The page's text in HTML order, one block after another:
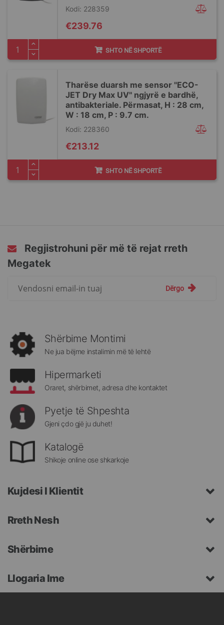
Kodi: 228359
€239.76
SHTO NË SHPORTË
Tharëse duarsh me sensor ''ECO-
JET Dry Max UV'' ngjyrë e bardhë,
antibakteriale. Përmasat, H : 28 cm,
W : 18 cm, P : 9.7 cm.
Kodi: 228360
€213.12
SHTO NË SHPORTË
Regjistrohuni për më të rejat rreth
Megatek
rreth
Megatek:
Dërgo
Shërbime Montimi
Ne jua bëjme instalimin më të lehtë
Hipermarketi
Oraret, shërbimet, adresa dhe kontaktet
Pyetje të Shpeshta
Gjeni çdo gjë ju duhet!
Katalogë
Shikoje online ose shkarkoje
Kujdesi I Klientit
Rreth Nesh
Shërbime
Llogaria Ime